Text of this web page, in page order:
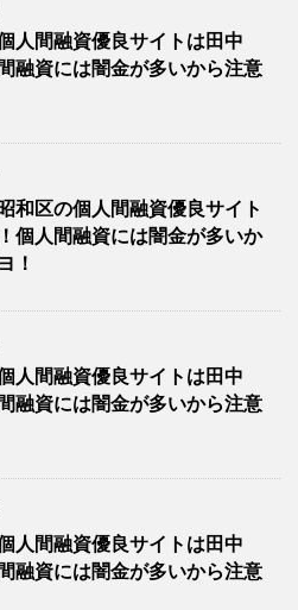
人間融資優良サイトは田中
融資には闇金が多いから注意
和区の個人間融資優良サイト
個人間融資には闇金が多いか
！
人間融資優良サイトは田中
融資には闇金が多いから注意
人間融資優良サイトは田中
融資には闇金が多いから注意